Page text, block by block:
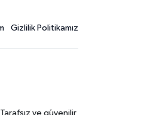
Gizlilik Politikamız
ve güvenilir